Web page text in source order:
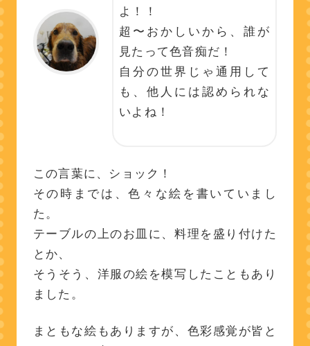
よ！！
超〜おかしいから、誰が
見たって色音痴だ！
自分の世界じゃ通用して
も、他人には認められな
いよね！
この言葉に、ショック！
その時までは、色々な絵を書いていまし
た。
テーブルの上のお皿に、料理を盛り付けた
とか、
そうそう、洋服の絵を模写したこともあり
ました。
まともな絵もありますが、色彩感覚が皆と